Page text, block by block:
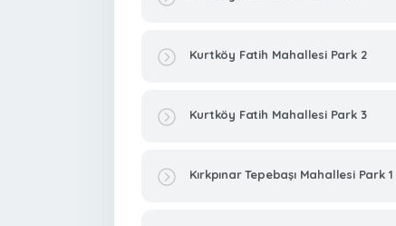
Kurtköy Fatih Mahallesi Park 2
Kurtköy Fatih Mahallesi Park 3
Kırkpınar Tepebaşı Mahallesi Park 1